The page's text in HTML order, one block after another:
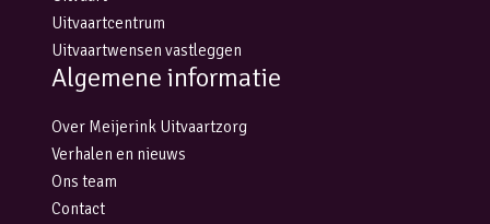
Uitvaartcentrum
Uitvaartwensen vastleggen
Algemene informatie
Over Meijerink Uitvaartzorg
Verhalen en nieuws
Ons team
Contact